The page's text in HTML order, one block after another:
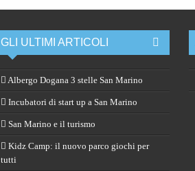
GLI ULTIMI ARTICOLI
Albergo Dogana 3 stelle San Marino
Incubatori di start up a San Marino
San Marino e il turismo
Kidz Camp: il nuovo parco giochi per
tutti